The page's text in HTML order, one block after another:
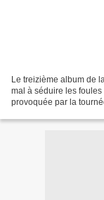
Le treizième album de
mal à séduire les foules
provoquée par la